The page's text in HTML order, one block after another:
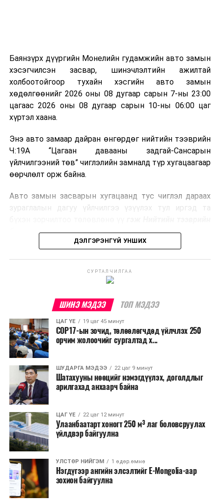
болон дулааны эрчим хүч үйлдвэрлэхэд ашиглаж
болдог. Зарим технологийн хувьд шаталтын дараа
үлдэх үнснээс фосфор зэрэг ашигт эрдсийг сэргээн
авах боломжтой аж.
Япон, Герман, Швейцар, Нидерланд, Өмнөд Солонгос
зэрэг улс лаг хатаах, шатаах технологийг ашиглаж
байна. Тухайлбал, Германд лаг шатаах үйлдвэрээс
гарсан үнснээс фосфор сэргээн авах технологи
ашигладаг бол Нидерландад төвлөрсөн лаг
боловсруулах үйлдвэрүүдээр дулаан, цахилгаан
Ийнхүү лаг хатаах, шатаах технологийг лагийн
улсад өргөн ашиглаж байна.
Баянзүрх дүүргийн Монелийн гудамжийн авто замын
хэсэгчилсэн засвар, шинэчлэлтийн ажилтай
холбоотойгоор тухайн хэсгийн авто замын
хөдөлгөөнийг 2026 оны 08 дугаар сарын 7-ны 23:00
цагаас 2026 оны 08 дугаар сарын 10-ны 06:00 цаг
хүртэл хаана.
Энэ авто замаар дайран өнгөрдөг нийтийн тээврийн
Ч:19А “Цагаан давааны задгай-Сансарын
үйлчилгээний төв” чиглэлийн замналд түр хугацаагаар
өөрчлөлт орж байна.
Авто замын засварын хугацаанд тус чиглэл дараах
зураглалын дагуу үйлчилгээ үзүүлэх тул иргэд та
бодлогын газраас мэдээллээ.
ДЭЛГЭРЭНГҮЙ УНШИХ
СУРТАЛЧИЛГАА
ШИНЭ МЭДЭЭ ТОП МЭДЭЭ
ЦАГ ҮЕ 19 цаг 45 минут
COP17-ын зочид, төлөөлөгчдөд үйлчлэх 250
орчим жолоочийг сургалтад х...
ШУДАРГА МЭДЭЭ 22 цаг 9 минут
Шатахууны нөөцийг нэмэгдүүлэх, доголдлыг
арилгахад анхаарч байна
ЦАГ ҮЕ 22 цаг 12 минут
Улаанбаатарт хоногт 250 м³ лаг боловсруулах
үйлдвэр байгуулна
УЛСТӨР НИЙГЭМ 1 өдөр.өмнө
Нэгдүгээр ангийн элсэлтийг E-Mongolia-аар
зохион байгуулна